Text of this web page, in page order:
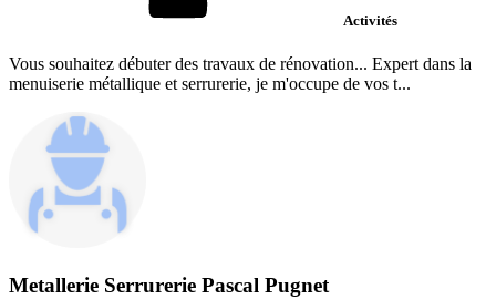
Activités
Vous souhaitez débuter des travaux de rénovation... Expert dans la
menuiserie métallique et serrurerie, je m'occupe de vos t...
Metallerie Serrurerie Pascal Pugnet